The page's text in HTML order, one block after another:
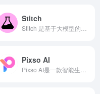
Stitch
Pixso AI